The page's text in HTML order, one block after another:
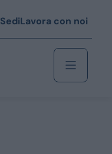
SediLavora con noi